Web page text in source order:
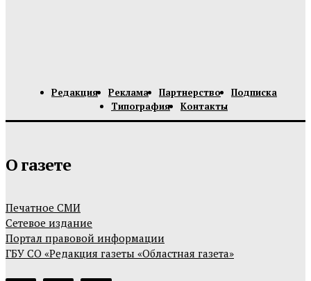
Редакция Реклама Партнерство
Подписка
Типография
Контакты
О газете
Печатное СМИ
Сетевое издание
Портал правовой информации
ГБУ СО «Редакция газеты «Областная газета»